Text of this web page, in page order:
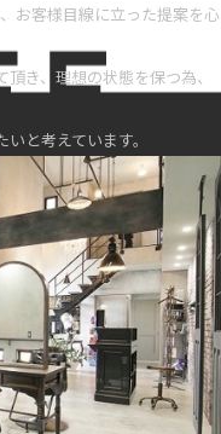
お客様目線に立った提案を心
き、理想の状態を保つ為、
と考えています。